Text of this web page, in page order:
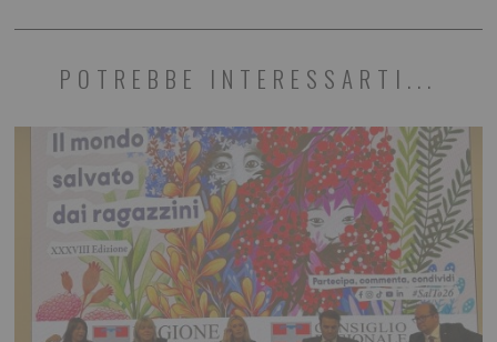
POTREBBE INTERESSARTI...